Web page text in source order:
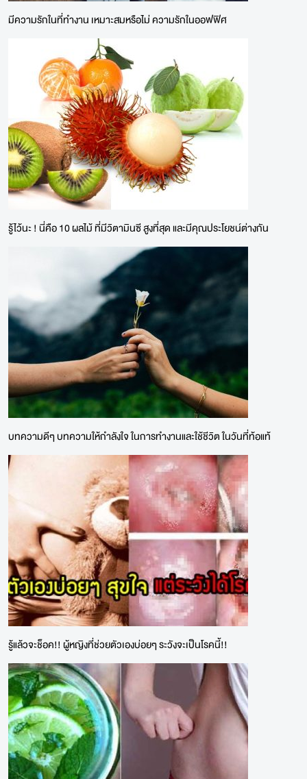
มีความรักในที่ทํางาน เหมาะสมหรือไม่ ความรักในออฟฟิศ
รู้ไว้นะ ! นี่คือ 10 ผลไม้ ที่มีวิตามินซี สูงที่สุด และมีคุณประโยชน์ต่างกัน
บทความดีๆ บทความให้กำลังใจ ในการทำงานและใช้ชีวิต ในวันที่ท้อแท้
รู้แล้วจะช็อค!! ผู้หญิงที่ช่วยตัวเองบ่อยๆ ระวังจะเป็นโรคนี้!!